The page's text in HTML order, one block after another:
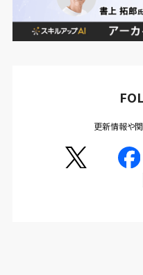
更新情報や